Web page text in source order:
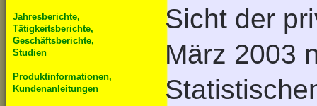
Jahresberichte,
Tätigkeitsberichte,
Geschäftsberichte,
Studien
Produktinformationen,
Kundenanleitungen
Sicht der
März 2003